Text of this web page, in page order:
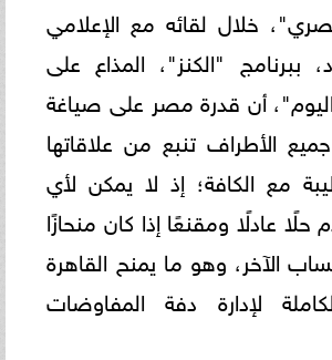
خلال لقائه مع الإعلامي
"الكنز"، المذاع على
أن قدرة مصر على صياغة
الأطراف تنبع من علاقاتها
مع الكافة؛ إذ لا يمكن لأي
عادلًا ومقنعًا إذا كان منحازًا
الآخر، وهو ما يمنح القاهرة
لإدارة دفة المفاوضات